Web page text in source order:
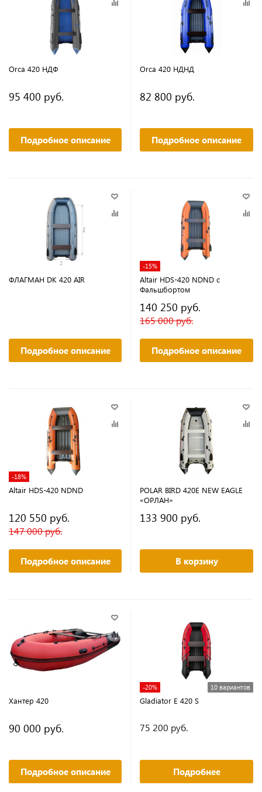
Orca 420 НДФ
95 400 руб.
Подробное описание
Orca 420 НДНД
82 800 руб.
Подробное описание
ФЛАГМАН DK 420 AIR
Подробное описание
-15%
Altair HDS-420 NDND с
Фальшбортом
140 250 руб.
165 000 руб.
Подробное описание
-18%
Altair HDS-420 NDND
120 550 руб.
147 000 руб.
Подробное описание
POLAR BIRD 420E NEW EAGLE
«ОРЛАН»
133 900 руб.
В корзину
Хантер 420
90 000 руб.
Подробное описание
-20% 10 вариантов
Gladiator E 420 S
75 200 руб.
Подробнее